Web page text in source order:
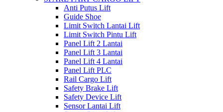
Anti Putus Lift
Guide Shoe
Limit Switch Lantai Lift
Limit Switch Pintu Lift
Panel Lift 2 Lantai
Panel Lift 3 Lantai
Panel Lift 4 Lantai
Panel Lift PLC
Rail Cargo Lift
Safety Brake Lift
Safety Device Lift
Sensor Lantai Lift